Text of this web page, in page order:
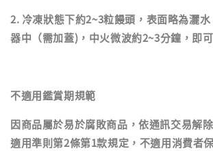
2. 冷凍狀態下約2~3粒饅頭，表面略為灑
器中（需加蓋)，中火微波約2~3分鐘，即可
不適用鑑賞期規範
因商品屬於易於腐敗商品，依通訊交易解
適用準則第2條第1款規定，不適用消費者